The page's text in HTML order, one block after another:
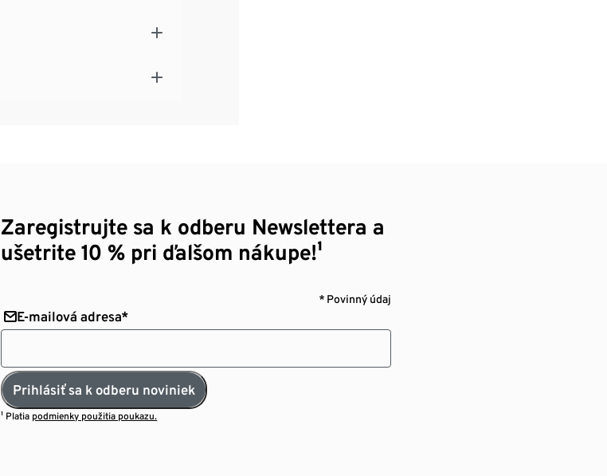
Zaregistrujte sa k odberu Newslettera a
ušetrite 10 % pri ďalšom nákupe!¹
* Povinný údaj
E-mailová adresa*
Prihlásiť sa k odberu noviniek
¹ Platia podmienky použitia poukazu.